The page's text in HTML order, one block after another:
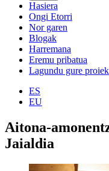
Hasiera
Ongi Etorri
Nor garen
Blogak
Harremana
Eremu pribatua
Lagundu gure
ES
EU
Aitona-
Jaialdia